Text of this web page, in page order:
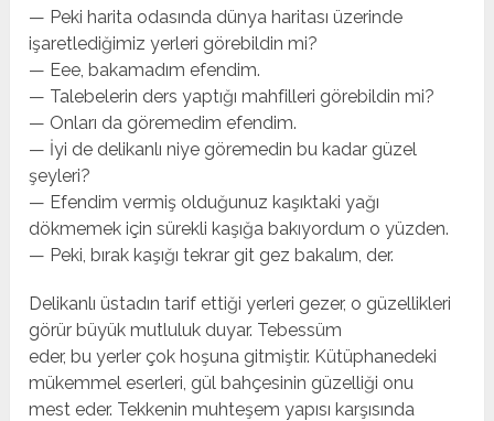
— Peki harita odasında dünya haritası üzerinde
işaretlediğimiz yerleri görebildin mi?
— Eee, bakamadım efendim.
— Talebelerin ders yaptığı mahfilleri görebildin mi?
— Onları da göremedim efendim.
— İyi de delikanlı niye göremedin bu kadar güzel
şeyleri?
— Efendim vermiş olduğunuz kaşıktaki yağı
dökmemek için sürekli kaşığa bakıyordum o yüzden.
— Peki, bırak kaşığı tekrar git gez bakalım, der.
Delikanlı üstadın tarif ettiği yerleri gezer, o güzellikleri
görür büyük mutluluk duyar. Tebessüm
eder, bu yerler çok hoşuna gitmiştir. Kütüphanedeki
mükemmel eserleri, gül bahçesinin güzelliği onu
mest eder. Tekkenin muhteşem yapısı karşısında